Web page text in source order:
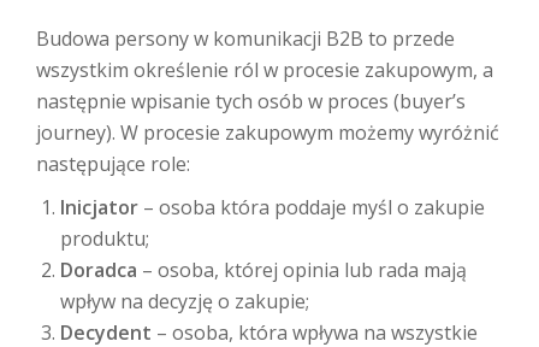
Budowa persony w komunikacji B2B to przede
wszystkim określenie ról w procesie zakupowym, a
następnie wpisanie tych osób w proces (buyer’s
journey). W procesie zakupowym możemy wyróżnić
następujące role:
Inicjator – osoba która poddaje myśl o zakupie
produktu;
Doradca – osoba, której opinia lub rada mają
wpływ na decyzję o zakupie;
Decydent – osoba, która wpływa na wszystkie